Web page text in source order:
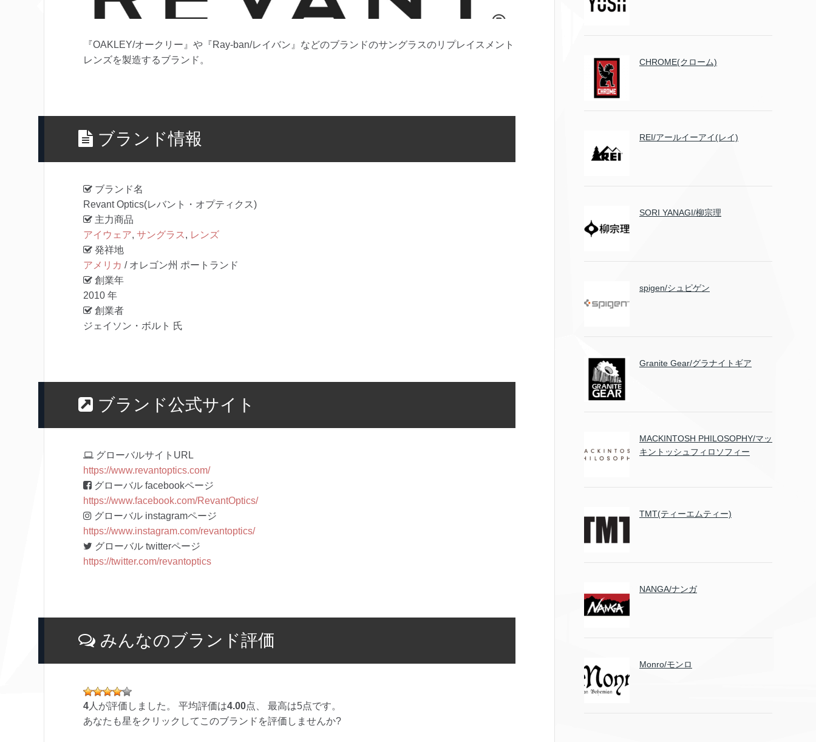
『OAKLEY/オークリー』や『Ray-ban/レイバン』などのブランドのサングラスのリプレイスメント
レンズを製造するブランド。
ブランド情報
ブランド名
Revant Optics(レバント・オプティクス)
主力商品
アイウェア, サングラス , レンズ
発祥地
アメリカ / オレゴン州 ポートランド
創業年
2010 年
創業者
ジェイソン・ボルト 氏
ブランド公式サイト
グローバルサイトURL
https://www.revantoptics.com/
グローバル facebookページ
https://www.facebook.com/RevantOptics/
グローバル instagramページ
https://www.instagram.com/revantoptics/
グローバル twitterページ
https://twitter.com/revantoptics
みんなのブランド評価
4 人が評価しました。 平均評価は4.00点、 最高は5点です。
あなたも星をクリックしてこのブランドを評価しませんか?
CHROME(クローム)
REI/アールイーアイ(レイ)
SORI YANAGI/柳宗理
spigen/シュピゲン
Granite Gear/グラナイトギア
MACKINTOSH PHILOSOPHY/マッ
キントッシュフィロソフィー
TMT(ティーエムティー)
NANGA/ナンガ
Monro/モンロ